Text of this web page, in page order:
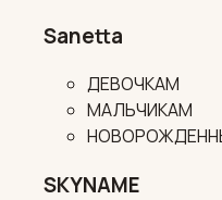
Sanetta
ДЕВОЧКАМ
МАЛЬЧИКАМ
SKYNAME